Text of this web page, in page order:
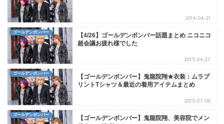
2014-04-21
ゴールデンボンバー
【4/26】ゴールデンボンバー話題まとめ ニコニコ
超会議お疲れ様でした
2015-04-27
ゴールデンボンバー
【ゴールデンボンバー】鬼龍院翔★衣装：ムラプ
リントTシャツ＆最近の着用アイテムまとめ
2015-07-08
ゴールデンボンバー
【ゴールデンボンバー】鬼龍院翔、美容院でメン